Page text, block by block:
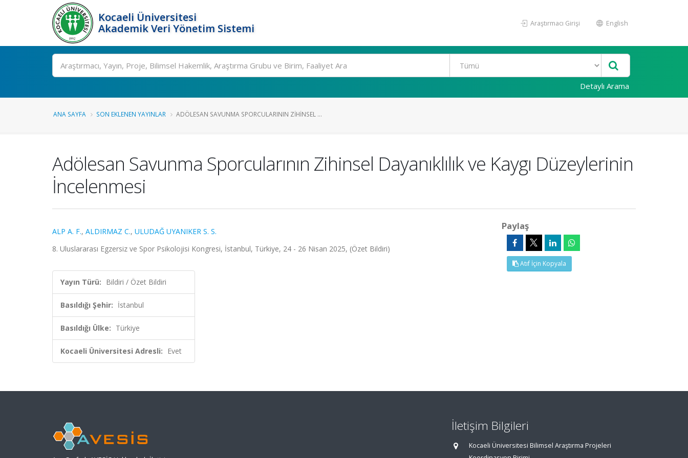
Kocaeli Üniversitesi
Akademik Veri Yönetim Sistemi
Araştırmacı Girişi English
Ara
Detaylı Arama
ANA SAYFA SON EKLENEN YAYINLAR ADÖLESAN SAVUNMA SPORCULARININ ZIHINSEL ...
Adölesan Savunma Sporcularının Zihinsel Dayanıklılık ve Kaygı Düzeylerinin
İncelenmesi
ALP A. F., ALDIRMAZ C., ULUDAĞ UYANIKER S. S.
8.⁠ ⁠Uluslararası Egzersiz ve Spor Psikolojisi Kongresi, İstanbul, Türkiye, 24 - 26 Nisan 2025, (Özet Bildiri)
Yayın Türü: Bildiri / Özet Bildiri
Basıldığı Şehir: İstanbul
Basıldığı Ülke: Türkiye
Kocaeli Üniversitesi Adresli: Evet
Paylaş
Atıf İçin Kopyala
İletişim Bilgileri
Kocaeli Üniversitesi Bilimsel Araştırma Projeleri